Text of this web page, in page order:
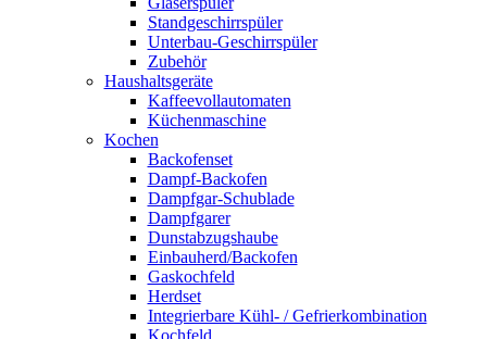
Standgeschirrspüler
Unterbau-Geschirrspüler
Zubehör
Haushaltsgeräte
Kaffeevollautomaten
Küchenmaschine
Kochen
Backofenset
Dampf-Backofen
Dampfgar-Schublade
Dampfgarer
Dunstabzugshaube
Einbauherd/Backofen
Gaskochfeld
Herdset
Integrierbare Kühl- / Gefrierkombination
Kochfeld